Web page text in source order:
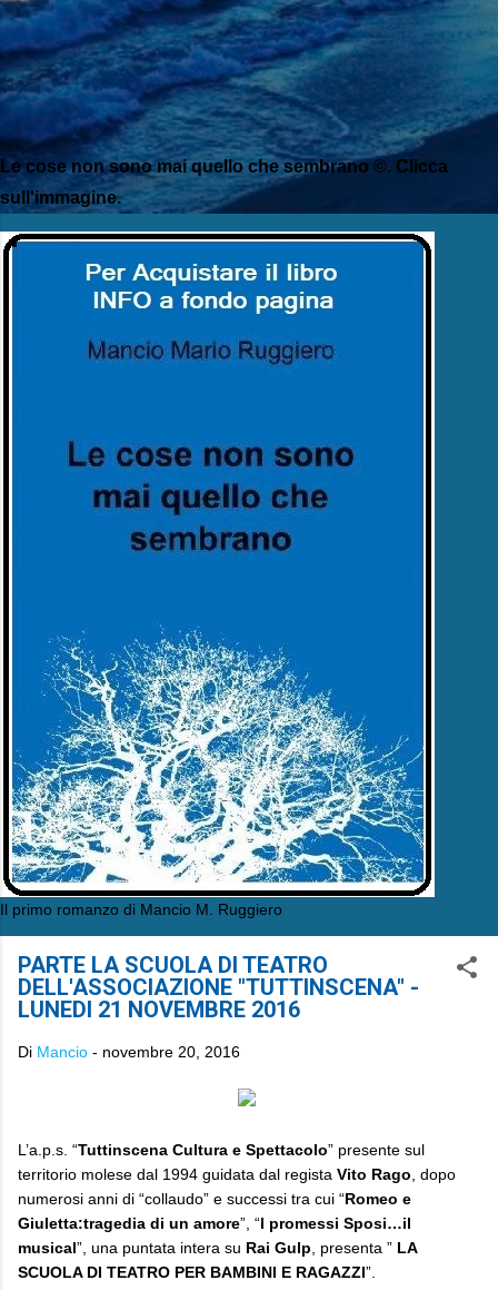
Le cose non sono mai quello che sembrano ©. Clicca
sull'immagine.
Il primo romanzo di Mancio M. Ruggiero
PARTE LA SCUOLA DI TEATRO
DELL'ASSOCIAZIONE "TUTTINSCENA" -
LUNEDI 21 NOVEMBRE 2016
Di Mancio - novembre 20, 2016
L’a.p.s. “Tuttinscena Cultura e Spettacolo” presente sul
territorio molese dal 1994 guidata dal regista Vito Rago , dopo
numerosi anni di “collaudo” e successi tra cui “Romeo e
Giuletta:tragedia di un amore”, “I promessi Sposi…il
musical”, una puntata intera su Rai Gulp , presenta ” LA
SCUOLA DI TEATRO PER BAMBINI E RAGAZZI”.